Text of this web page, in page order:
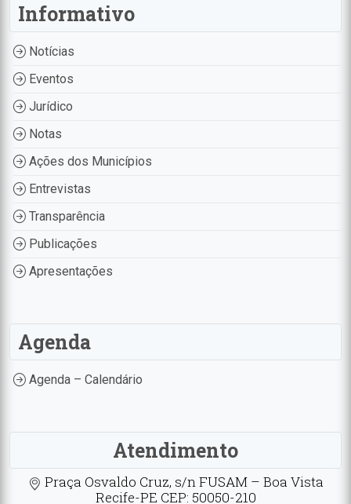
Informativo
Notícias
Eventos
Jurídico
Notas
Ações dos Municípios
Entrevistas
Transparência
Publicações
Apresentações
Agenda
Agenda – Calendário
Atendimento
Praça Osvaldo Cruz, s/n FUSAM – Boa Vista
Recife-PE CEP: 50050-210